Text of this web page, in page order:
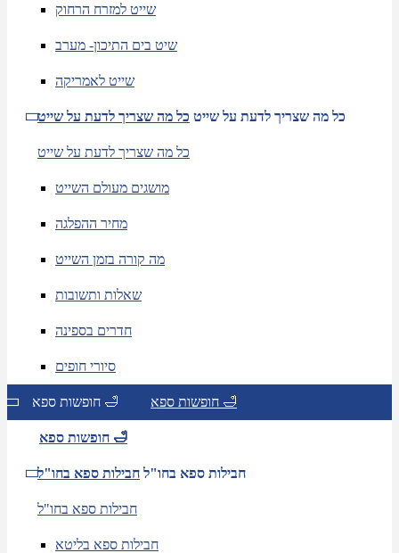
שייט למזרח הרחוק
שיט בים התיכון- מערב
שייט לאמריקה
כל מה שצריך לדעת על שייט כל מה שצריך לדעת על שייט
כל מה שצריך לדעת על שייט
מושגים מעולם השייט
מחיר ההפלגה
מה קורה בזמן השייט
שאלות ותשובות
חדרים בספינה
סיורי חופים
חופשות ספא 🛁 חופשות ספא 🛁
חופשות ספא 🛁
חבילות ספא בחו"ל חבילות ספא בחו"ל
חבילות ספא בחו"ל
חבילות ספא בליטא